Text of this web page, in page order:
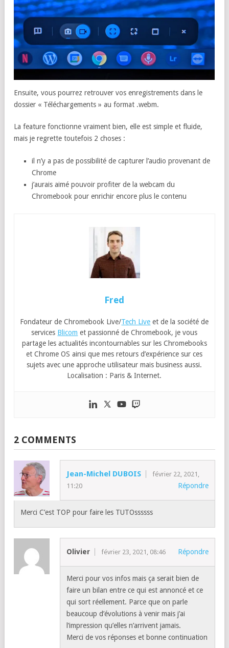
Ensuite, vous pourrez retrouver vos enregistrements dans le
dossier « Téléchargements » au format .webm.
La feature fonctionne vraiment bien, elle est simple et fluide,
mais je regrette toutefois 2 choses :
il n’y a pas de possibilité de capturer l’audio provenant de
Chrome
j’aurais aimé pouvoir profiter de la webcam du
Chromebook pour enrichir encore plus le contenu
Fred
Fondateur de Chromebook Live/Tech Live et de la société de
services Blicom et passionné de Chromebook, je vous
partage les actualités incontournables sur les Chromebooks
et Chrome OS ainsi que mes retours d’expérience sur ces
sujets avec une approche utilisateur mais business aussi.
Localisation : Paris & Internet.
2 COMMENTS
Jean-Michel DUBOIS
février 22, 2021,
11:20
Répondre
Merci C’est TOP pour faire les TUTOssssss
Olivier février 23, 2021, 08:46 Répondre
Merci pour vos infos mais ça serait bien de
faire un bilan entre ce qui est annoncé et ce
qui sort réellement. Parce que on parle
beaucoup d’évolutions à venir mais j’ai
l’impression qu’elles n’arrivent jamais.
Merci de vos réponses et bonne continuation